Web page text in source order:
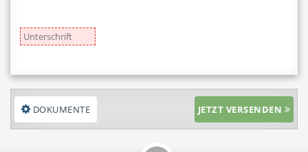
DOKUMENTE JETZT VERSENDEN